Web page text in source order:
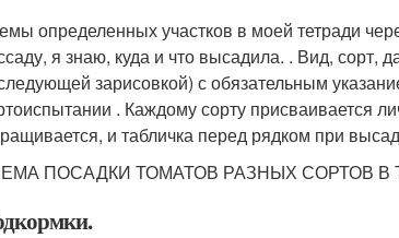
определенных участков в моей тетради
я знаю, куда и что высадила. . Вид, сорт,
зарисовкой) с обязательным
. Каждому сорту присваивается
и табличка перед рядком при
ПОСАДКИ ТОМАТОВ РАЗНЫХ СОРТОВ В